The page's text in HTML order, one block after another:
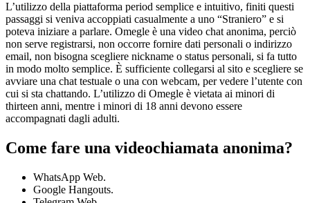
L’utilizzo della piattaforma period semplice e intuitivo, finiti questi
passaggi si veniva accoppiati casualmente a uno “Straniero” e si
poteva iniziare a parlare. Omegle è una video chat anonima, perciò
non serve registrarsi, non occorre fornire dati personali o indirizzo
email, non bisogna scegliere nickname o status personali, si fa tutto
in modo molto semplice. È sufficiente collegarsi al sito e scegliere se
avviare una chat testuale o una con webcam, per vedere l’utente con
cui si sta chattando. L’utilizzo di Omegle è vietata ai minori di
thirteen anni, mentre i minori di 18 anni devono essere
accompagnati dagli adulti.
Come fare una videochiamata anonima?
WhatsApp Web.
Google Hangouts.